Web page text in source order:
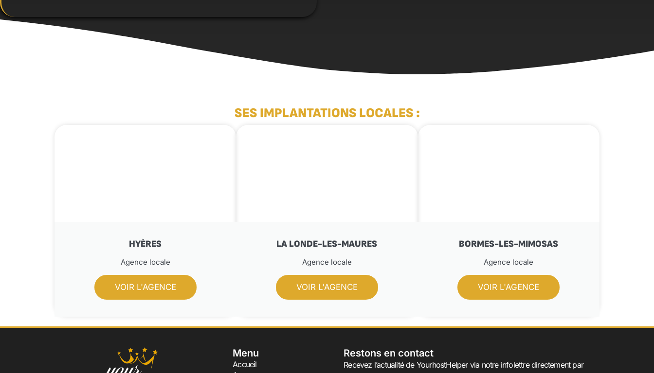
SES IMPLANTATIONS LOCALES :
HYÈRES
Agence locale
VOIR L'AGENCE
LA LONDE-LES-MAURES
Agence locale
VOIR L'AGENCE
BORMES-LES-MIMOSAS
Agence locale
VOIR L'AGENCE
Menu
Accueil
Restons en contact
Recevez l’actualité de YourhostHelper via notre infolettre directement par